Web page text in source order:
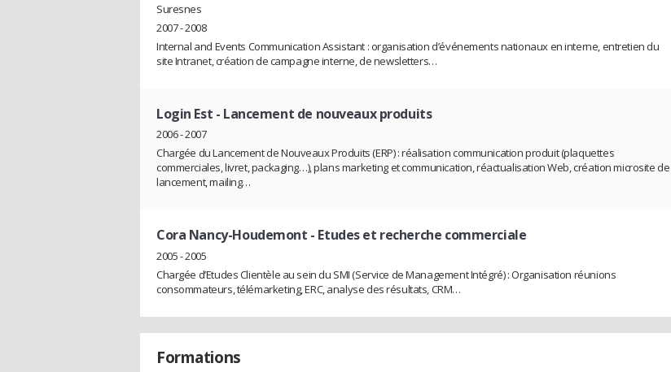
Suresnes
2007 - 2008
Internal and Events Communication Assistant : organisation d’événements nationaux en interne, entretien du
site Intranet, création de campagne interne, de newsletters…
Login Est - Lancement de nouveaux produits
2006 - 2007
Chargée du Lancement de Nouveaux Produits (ERP) : réalisation communication produit (plaquettes
commerciales, livret, packaging…), plans marketing et communication, réactualisation Web, création microsite de
lancement, mailing…
Cora Nancy-Houdemont - Etudes et recherche commerciale
2005 - 2005
Chargée d’Etudes Clientèle au sein du SMI (Service de Management Intégré) : Organisation réunions
consommateurs, télémarketing, ERC, analyse des résultats, CRM…
Formations